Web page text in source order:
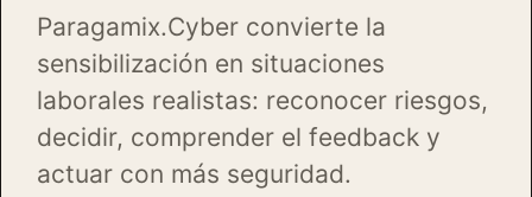
Paragamix.Cyber convierte la
sensibilización en situaciones
laborales realistas: reconocer riesgos,
decidir, comprender el feedback y
actuar con más seguridad.